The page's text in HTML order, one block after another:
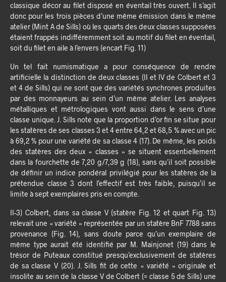
classique décor au filet disposé en éventail très ouvert. Il s’agit
donc pour les trois pièces d’une même émission dans le même
atelier (Mint A de Sills) où les quarts des deux classes supposées
étaient frappés indifféremment soit au motif du filet en éventail,
soit du filet en aile à l’envers (encart Fig. 11)
Un tel fait numismatique a pour conséquence de rendre
artificielle la distinction de deux classes (II et IV de Colbert et 3
et 4 de Sills) qui ne sont que des variétés synchrones produites
par des monnayeurs au sein d’un même atelier. Les analyses
métalliques et métrologiques vont aussi dans le sens d’une
classe unique. J. Sills note que la proportion d’or fin se situe pour
les statères de ses classes 3 et 4 entre 64,2 et 68,5 % avec un pic
à 69,2 % pour une variété de sa classe 4 (17). De même, les poids
des statères des deux « classes » se situent essentiellement
dans la fourchette de 7,20 g/7,39 g (18), sans qu’il soit possible
de définir un indice pondéral privilégié pour les statères de la
prétendue classe 3 dont l’effectif est très faible, puisqu’il se
limite à sept exemplaires pris en compte.
II-3) Colbert, dans sa classe V (statère Fig. 12 et quart Fig. 13)
relevait une « variété » représentée par un statère BnF 7788 sans
provenance (Fig. 14), sans doute parce qu’un exemplaire de
même type aurait été identifié par M. Mainjonet (19) dans le
trésor de Puteaux constitué presqu’exclusivement de statères
de sa classe V (20). J. Sills fit de cette « variété » originale et
insolite au sein de la classe V de Colbert (= classe 5 de Sills) une